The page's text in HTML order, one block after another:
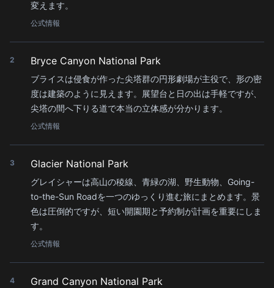
変えます。
公式情報
2 Bryce Canyon National Park
ブライスは侵食が作った尖塔群の円形劇場が主役で、形の密
度は建築のように見えます。展望台と日の出は手軽ですが、
尖塔の間へ下りる道で本当の立体感が分かります。
公式情報
3 Glacier National Park
グレイシャーは高山の稜線、青緑の湖、野生動物、Going-
to-the-Sun Roadを一つのゆっくり進む旅にまとめます。景
色は圧倒的ですが、短い開園期と予約制が計画を重要にしま
す。
公式情報
4 Grand Canyon National Park